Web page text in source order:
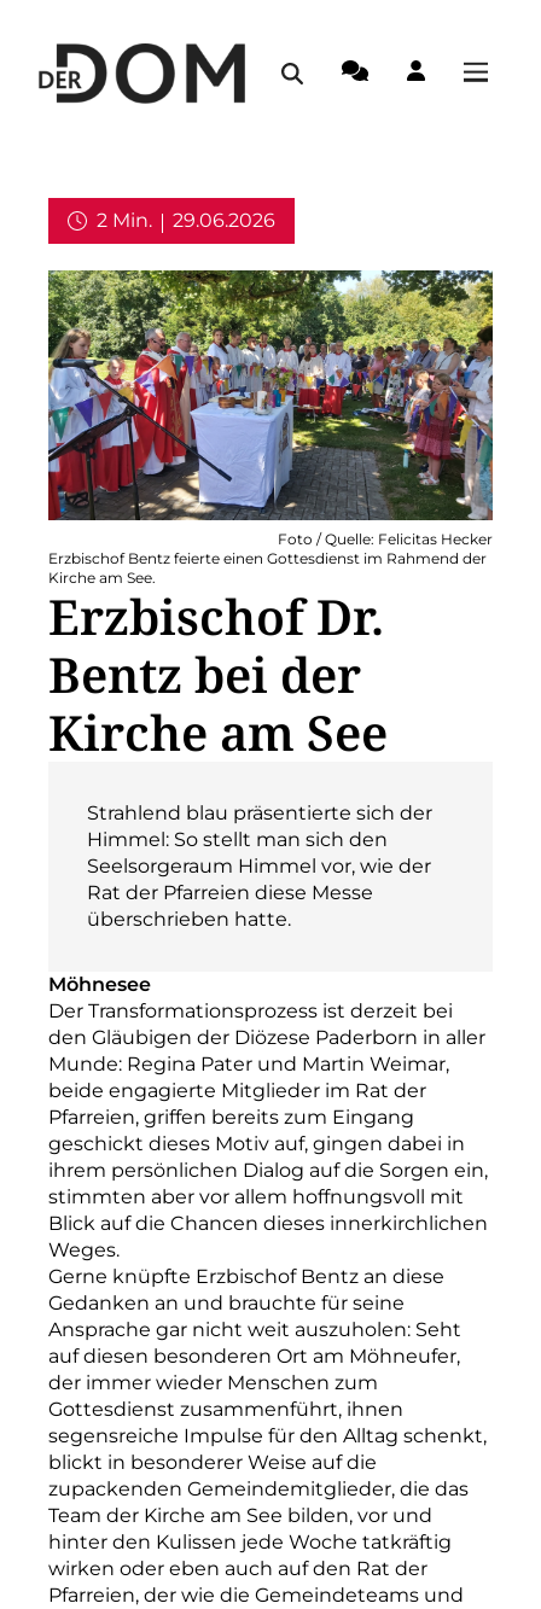
2 Min.
29.06.2026
Erzbischof Bentz feierte einen Gottesdienst im Rahmend der
Kirche am See.
Foto / Quelle: Felicitas Hecker
Erzbischof Dr.
Bentz bei der
Kirche am See
Strahlend blau präsentierte sich der
Himmel: So stellt man sich den
Seelsorgeraum Himmel vor, wie der
Rat der Pfarreien diese Messe
überschrieben hatte.
Möhnesee
Der Transformationsprozess ist derzeit bei
den Gläubigen der Diözese Paderborn in aller
Munde: Regina Pater und Martin Weimar,
beide engagierte Mitglieder im Rat der
Pfarreien, griffen bereits zum Eingang
geschickt dieses Motiv auf, gingen dabei in
ihrem persönlichen Dialog auf die Sorgen ein,
stimmten aber vor allem hoffnungsvoll mit
Blick auf die Chancen dieses innerkirchlichen
Weges.
Gerne knüpfte Erzbischof Bentz an diese
Gedanken an und brauchte für seine
Ansprache gar nicht weit auszuholen: Seht
auf diesen besonderen Ort am Möhneufer,
der immer wieder Menschen zum
Gottesdienst zusammenführt, ihnen
segensreiche Impulse für den Alltag schenkt,
blickt in besonderer Weise auf die
zupackenden Gemeindemitglieder, die das
Team der Kirche am See bilden, vor und
hinter den Kulissen jede Woche tatkräftig
wirken oder eben auch auf den Rat der
Pfarreien, der wie die Gemeindeteams und